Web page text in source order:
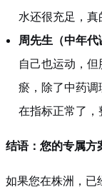
水还很充足，真
周先生（中年代
自己也运动，
瘀，除了中药
在指标正常了，
结语：您的专属方
如果您在株洲，已